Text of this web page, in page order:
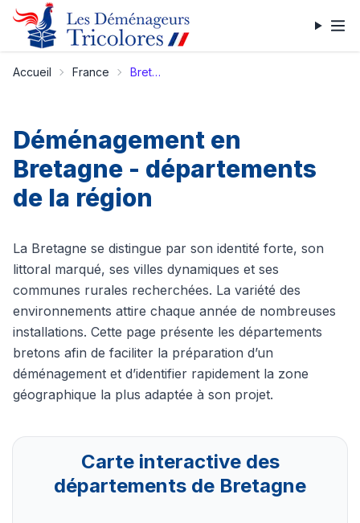
Accueil France Bretagne
Déménagement en
Bretagne - départements
de la région
La Bretagne se distingue par son identité forte, son
littoral marqué, ses villes dynamiques et ses
communes rurales recherchées. La variété des
environnements attire chaque année de nombreuses
installations. Cette page présente les départements
bretons afin de faciliter la préparation d’un
déménagement et d’identifier rapidement la zone
géographique la plus adaptée à son projet.
Carte interactive des
départements de Bretagne